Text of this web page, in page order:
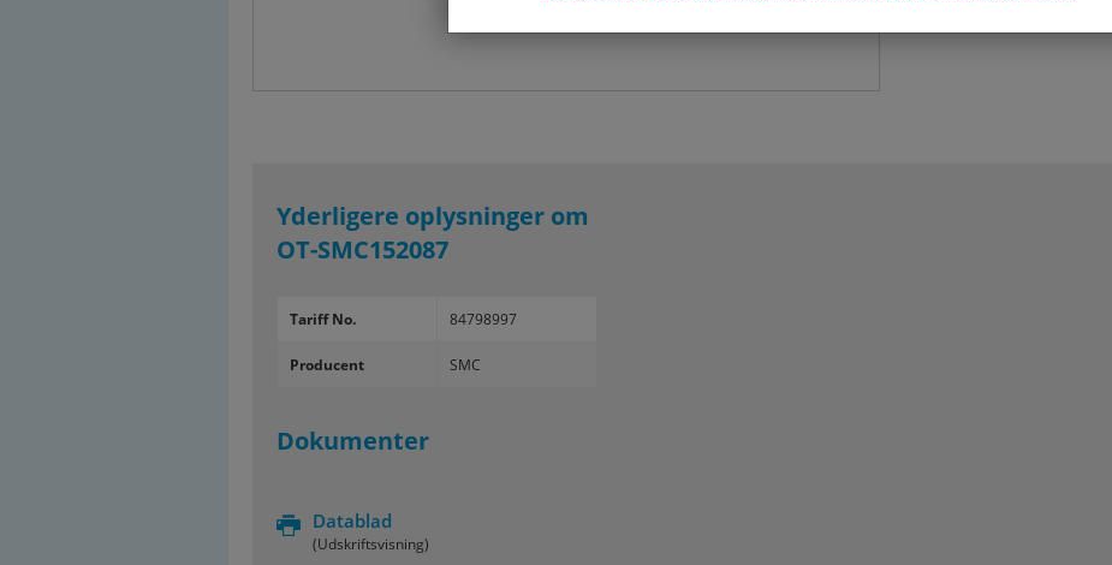
Yderligere oplysninger om
OT-SMC152087
Tariff No. 84798997
Producent SMC
Dokumenter
Datablad
(Udskriftsvisning)